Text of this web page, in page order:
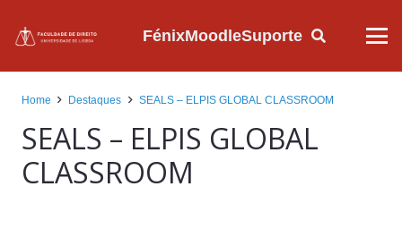
FénixMoodleSuporte
Home Destaques SEALS – ELPIS GLOBAL CLASSROOM
SEALS – ELPIS GLOBAL
CLASSROOM